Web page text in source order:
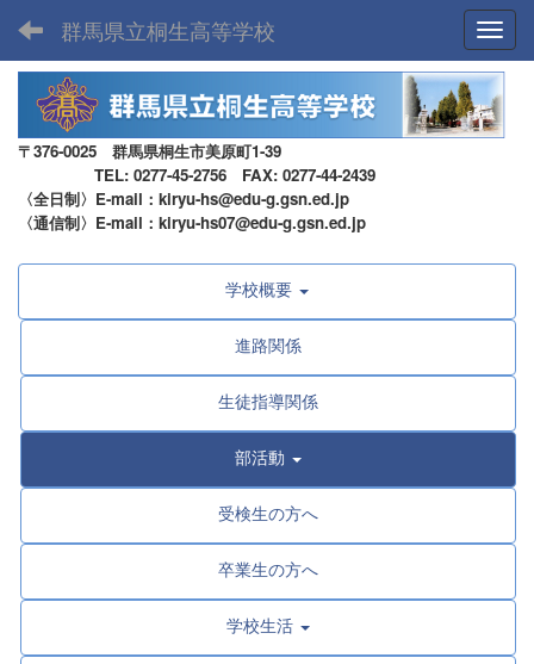
群馬県立桐生高等学校
〒376-0025 群馬県桐生市美原町1-39
TEL: 0277-45-2756 FAX: 0277-44-2439
〈全日制〉E-mail：kiryu-hs@edu-g.gsn.ed.jp
〈通信制〉E-mail：kiryu-hs07@edu-g.gsn.ed.jp
学校概要
進路関係
生徒指導関係
部活動
受検生の方へ
卒業生の方へ
学校生活